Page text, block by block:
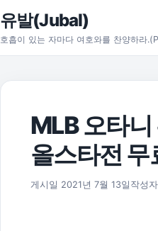
본문으로 건너뛰기
유발(Jubal)
호흡이 있는 자마다 여호와를 찬양하라
MLB 오타
올스타전 무
게시일 2021년 7월 13일 2026
작성자